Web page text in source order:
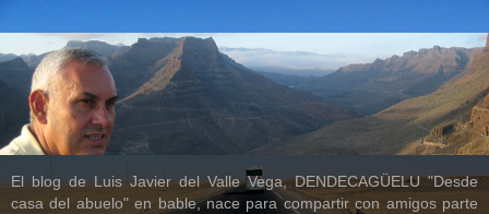
El blog de Luis Javier del Valle Vega, DENDECAGÜELU "Desde
casa del abuelo" en bable, nace para compartir con amigos parte